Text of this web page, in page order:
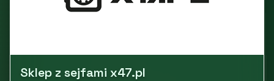
Sklep z sejfami x47.pl